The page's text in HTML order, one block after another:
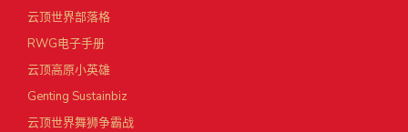
云顶世界部落格
RWG电子手册
云顶高原小英雄
Genting Sustainbiz
云顶世界舞狮争霸战